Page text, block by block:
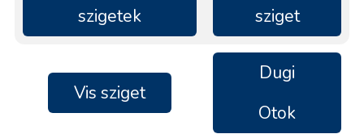
szigetek
sziget
Vis sziget
Dugi
Otok